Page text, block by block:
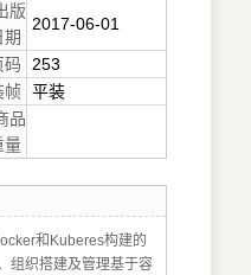
版
期
2017-06-01
码
253
帧 平装
品
量
和Kuberes构建的
组织搭建及管理基于容